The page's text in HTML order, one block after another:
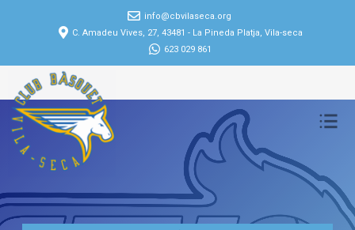
info@cbvilaseca.org
C. Amadeu Vives, 27, 43481 - La Pineda Platja, Vila-seca
623 029 861